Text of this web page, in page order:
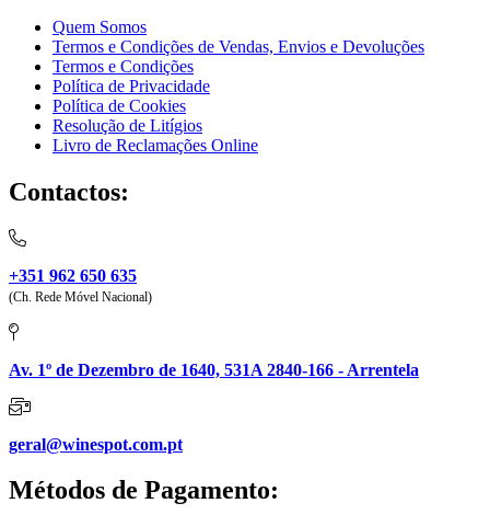
Quem Somos
Termos e Condições de Vendas, Envios e Devoluções
Termos e Condições
Política de Privacidade
Política de Cookies
Resolução de Litígios
Livro de Reclamações Online
Contactos:
+351 962 650 635
(Ch. Rede Móvel Nacional)
Av. 1º de Dezembro de 1640, 531A 2840-166 - Arrentela
geral@winespot.com.pt
Métodos de Pagamento: